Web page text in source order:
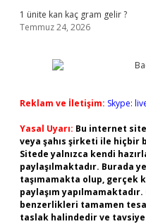
1 ünite kan kaç gram gelir ?
Temmuz 24, 2026
Reklam ve İletişim: Skype:
Yasal Uyarı: Bu internet
veya şahıs şirketi ile hiçbir
Sitede yalnızca kendi
paylaşılmaktadır. Burada
taşımamakta olup, gerçek
paylaşım
benzerlikleri tamamen
taslak halindedir ve